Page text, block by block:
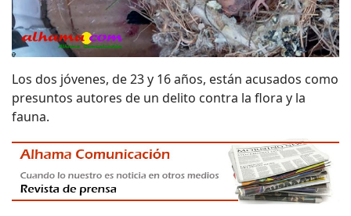
Los dos jóvenes, de 23 y 16 años, están acusados como
presuntos autores de un delito contra la flora y la
fauna.